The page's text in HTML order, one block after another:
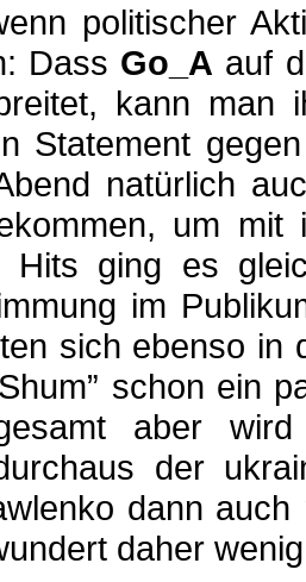
politischer
Dass Go_A auf
kann man
Statement
natürlich
um
Hits ging es
im
sich ebenso in
schon ein
aber
der
dann
daher